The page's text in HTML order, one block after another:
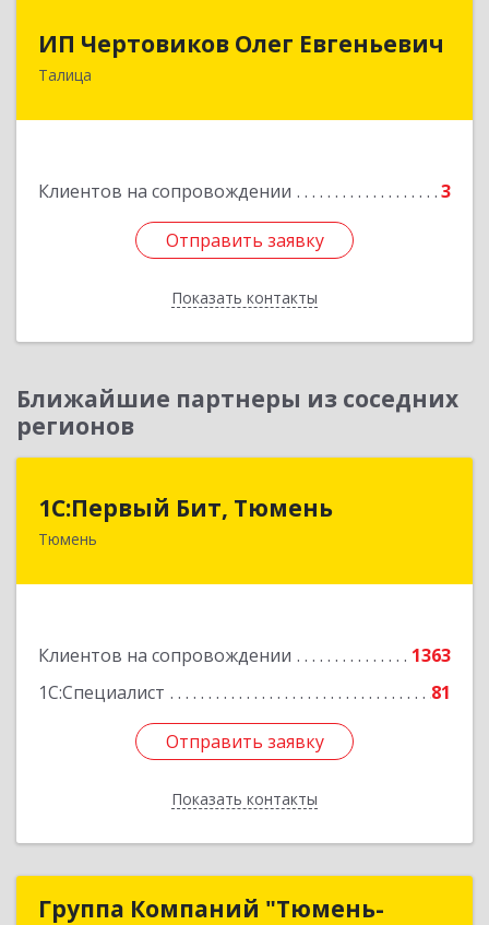
ИП Чертовиков Олег Евгеньевич
Талица
Клиентов на сопровождении 3
Отправить заявку
Показать контакты
623640, Свердловская обл, Талица г, Ленина ул,
Отправить заявку
Назад
Ближайшие партнеры из соседних
регионов
1С:Первый Бит, Тюмень
Тюмень
Клиентов на сопровождении
1363
1С:Специалист
81
Отправить заявку
Показать контакты
1С:Первый Бит, Тюмень
625000, Тюменская обл, Тюмень г, Республики
Отправить заявку
Назад
Группа Компаний "Тюмень-
Группа Компаний "Тюмень-